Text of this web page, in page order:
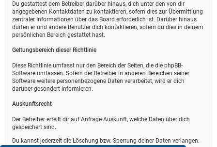
Du gestattest dem Betreiber darüber hinaus, dich unter den von dir
angegebenen Kontaktdaten zu kontaktieren, sofern dies zur Übermittlung
zentraler Informationen über das Board erforderlich ist. Darüber hinaus
dürfen er und andere Benutzer dich kontaktieren, sofern du dies in deinem
persönlichen Bereich gestattet hast.
Geltungsbereich dieser Richtlinie
Diese Richtlinie umfasst nur den Bereich der Seiten, die die phpBB-
Software umfassen. Sofern der Betreiber in anderen Bereichen seiner
Software weitere personenbezogene Daten verarbeitet, wird er dich
darüber gesondert informieren.
Auskunftsrecht
Der Betreiber erteilt dir auf Anfrage Auskunft, welche Daten über dich
gespeichert sind.
Du kannst jederzeit die Löschung bzw. Sperrung deiner Daten verlangen.